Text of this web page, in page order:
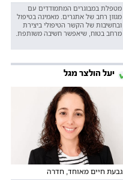
מטפלת במבוגרים המתמודדים עם
מגוון רחב של אתגרים. מאמינה בטיפול
ובחשיבות של הקשר הטיפולי ביצירת
מרחב בטוח, שיאפשר חשיבה משותפת.
יעל הולצר מגל
גבעת חיים מאוחד, חדרה